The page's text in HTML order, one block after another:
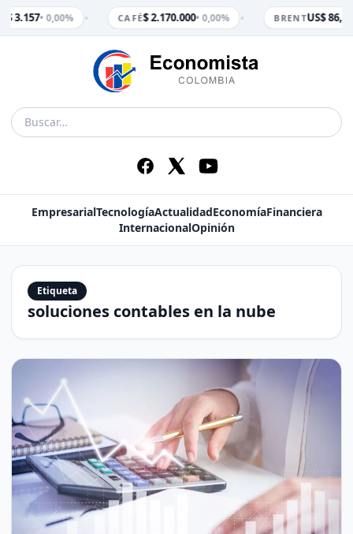
$ 3.157• 0,00% • CAFÉ$ 2.170.000• 0,00% • BRENTUS$ 86,65
EmpresarialTecnologíaActualidadEconomíaFinanciera
InternacionalOpinión
Etiqueta
soluciones contables en la nube